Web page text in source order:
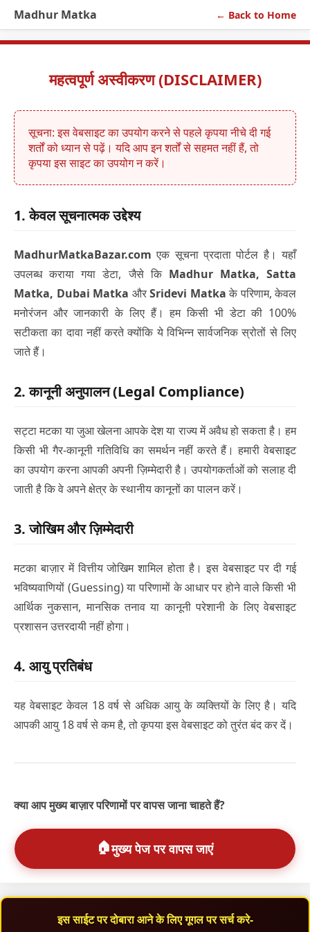
Madhur Matka ← Back to Home
महत्वपूर्ण अस्वीकरण (DISCLAIMER)
सूचना: इस वेबसाइट का उपयोग करने से पहले कृपया नीचे दी गई
शर्तों को ध्यान से पढ़ें। यदि आप इन शर्तों से सहमत नहीं हैं, तो
कृपया इस साइट का उपयोग न करें।
1. केवल सूचनात्मक उद्देश्य
MadhurMatkaBazar.com एक सूचना प्रदाता पोर्टल है। यहाँ
उपलब्ध कराया गया डेटा, जैसे कि Madhur Matka, Satta
Matka, Dubai Matka औरSridevi Matkaके परिणाम, केवल
मनोरंजन और जानकारी के लिए हैं। हम किसी भी डेटा की 100%
सटीकता का दावा नहीं करते क्योंकि ये विभिन्न सार्वजनिक स्रोतों से लिए
जाते हैं।
2. कानूनी अनुपालन (Legal Compliance)
सट्टा मटका या जुआ खेलना आपके देश या राज्य में अवैध हो सकता है। हम
किसी भी गैर-कानूनी गतिविधि का समर्थन नहीं करते हैं। हमारी वेबसाइट
का उपयोग करना आपकी अपनी ज़िम्मेदारी है। उपयोगकर्ताओं को सलाह दी
जाती है कि वे अपने क्षेत्र के स्थानीय कानूनों का पालन करें।
3. जोखिम और ज़िम्मेदारी
मटका बाज़ार में वित्तीय जोखिम शामिल होता है। इस वेबसाइट पर दी गई
भविष्यवाणियों (Guessing) या परिणामों के आधार पर होने वाले किसी भी
आर्थिक नुकसान, मानसिक तनाव या कानूनी परेशानी के लिए वेबसाइट
प्रशासन उत्तरदायी नहीं होगा।
4. आयु प्रतिबंध
यह वेबसाइट केवल 18 वर्ष से अधिक आयु के व्यक्तियों के लिए है। यदि
आपकी आयु 18 वर्ष से कम है, तो कृपया इस वेबसाइट को तुरंत बंद कर दें।
क्या आप मुख्य बाज़ार परिणामों पर वापस जाना चाहते हैं?
🏠मुख्य पेज पर वापस जाएं
इस साईट पर दोबारा आने के लिए गूगल पर सर्च करे-